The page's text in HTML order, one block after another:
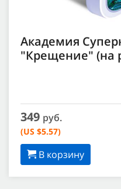
Академия
"Крещение" (на
349 руб.
(US $5.57)
В корзину